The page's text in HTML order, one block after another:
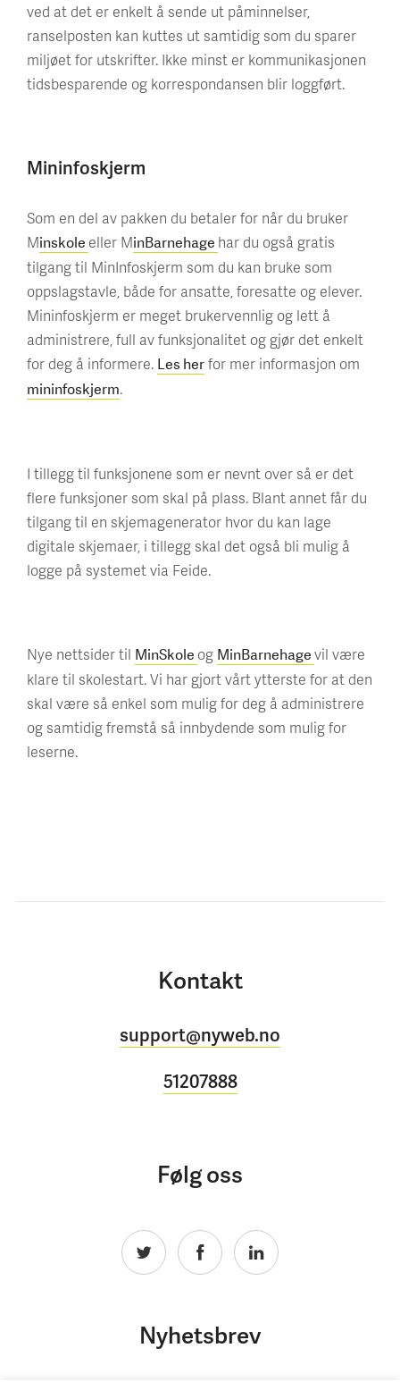
ved at det er enkelt å sende ut påminnelser,
ranselposten kan kuttes ut samtidig som du sparer
miljøet for utskrifter. Ikke minst er kommunikasjonen
tidsbesparende og korrespondansen blir loggført.
Mininfoskjerm
Som en del av pakken du betaler for når du bruker
Minskole eller MinBarnehage har du også gratis
tilgang til MinInfoskjerm som du kan bruke som
oppslagstavle, både for ansatte, foresatte og elever.
Mininfoskjerm er meget brukervennlig og lett å
administrere, full av funksjonalitet og gjør det enkelt
for deg å informere. Les herfor mer informasjon om
mininfoskjerm.
I tillegg til funksjonene som er nevnt over så er det
flere funksjoner som skal på plass. Blant annet får du
tilgang til en skjemagenerator hvor du kan lage
digitale skjemaer, i tillegg skal det også bli mulig å
logge på systemet via Feide.
Nye nettsider til MinSkole og MinBarnehagevil være
klare til skolestart. Vi har gjort vårt ytterste for at den
skal være så enkel som mulig for deg å administrere
og samtidig fremstå så innbydende som mulig for
leserne.
Kontakt
support@nyweb.no
51207888
Følg oss
Nyhetsbrev